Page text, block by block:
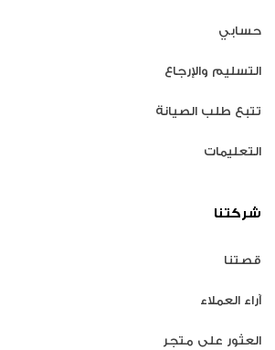
حسابي
التسليم والإرجاع
تتبع طلب الصيانة
التعليمات
شركتنا
قصتنا
آراء العملاء
العثور على متجر